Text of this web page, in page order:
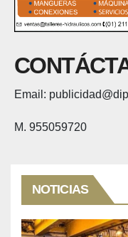
Email:
M. 955059720
NOTICIAS